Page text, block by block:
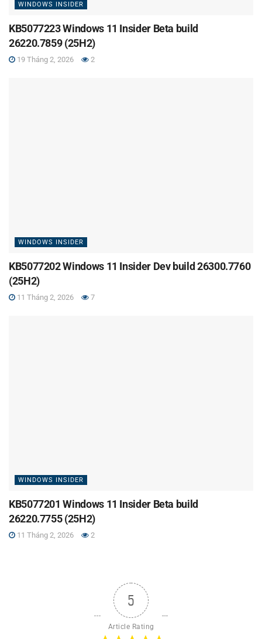
WINDOWS INSIDER
KB5077223 Windows 11 Insider Beta build
26220.7859 (25H2)
19 Tháng 2, 2026 2
WINDOWS INSIDER
KB5077202 Windows 11 Insider Dev build 26300.7760
(25H2)
11 Tháng 2, 2026 7
WINDOWS INSIDER
KB5077201 Windows 11 Insider Beta build
26220.7755 (25H2)
11 Tháng 2, 2026 2
5
Article Rating